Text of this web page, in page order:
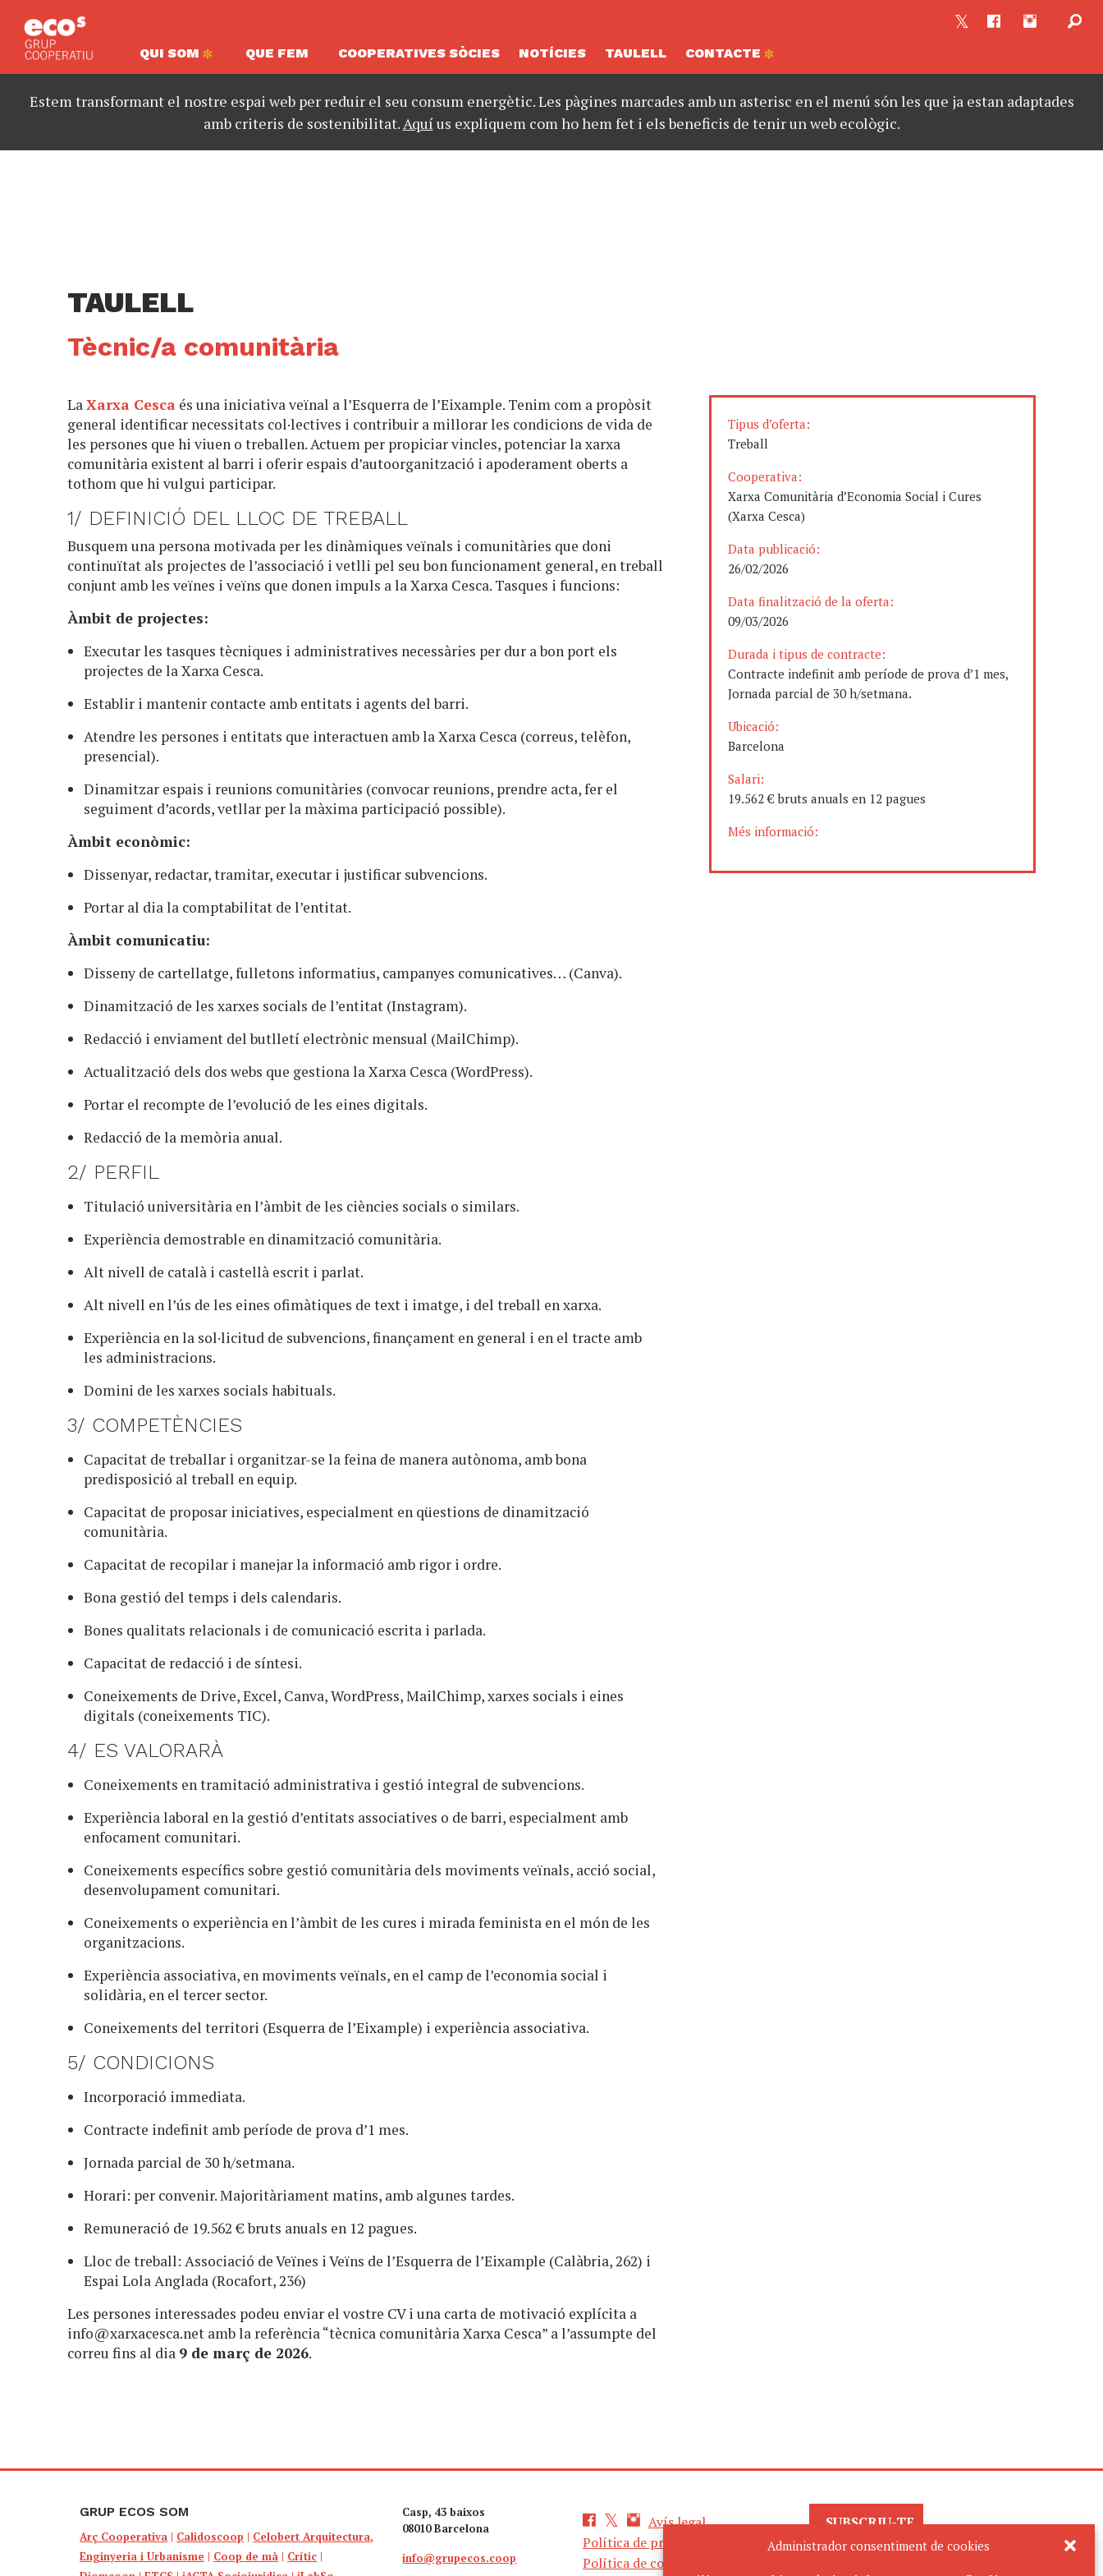
Administrador consentiment de cookies
QUI SOM QUE FEM COOPERATIVES SÒCIES NOTÍCIES TAULELL CONTACTE
Estem transformant el nostre espai web per reduir el seu consum energètic. Les pàgines marcades amb un asterisc en el menú són les que ja estan adaptades
amb criteris de sostenibilitat.Aquíus expliquem com ho hem fet i els beneficis de tenir un web ecològic.
TAULELL
Tècnic/a comunitària
LaXarxa Cesca és una iniciativa veïnal a l’Esquerra de l’Eixample. Tenim com a propòsit
general identificar necessitats col·lectives i contribuir a millorar les condicions de vida de
les persones que hi viuen o treballen. Actuem per propiciar vincles, potenciar la xarxa
comunitària existent al barri i oferir espais d’autoorganització i apoderament oberts a
tothom que hi vulgui participar.
1/ DEFINICIÓ DEL LLOC DE TREBALL
Busquem una persona motivada per les dinàmiques veïnals i comunitàries que doni
continuïtat als projectes de l’associació i vetlli pel seu bon funcionament general, en treball
conjunt amb les veïnes i veïns que donen impuls a la Xarxa Cesca. Tasques i funcions:
Àmbit de projectes:
Executar les tasques tècniques i administratives necessàries per dur a bon port els
projectes de la Xarxa Cesca.
Establir i mantenir contacte amb entitats i agents del barri.
Atendre les persones i entitats que interactuen amb la Xarxa Cesca (correus, telèfon,
presencial).
Dinamitzar espais i reunions comunitàries (convocar reunions, prendre acta, fer el
seguiment d’acords, vetllar per la màxima participació possible).
Àmbit econòmic:
Dissenyar, redactar, tramitar, executar i justificar subvencions.
Portar al dia la comptabilitat de l’entitat.
Àmbit comunicatiu:
Disseny de cartellatge, fulletons informatius, campanyes comunicatives… (Canva).
Dinamització de les xarxes socials de l’entitat (Instagram).
Redacció i enviament del butlletí electrònic mensual (MailChimp).
Actualització dels dos webs que gestiona la Xarxa Cesca (WordPress).
Portar el recompte de l’evolució de les eines digitals.
Redacció de la memòria anual.
2/ PERFIL
Titulació universitària en l’àmbit de les ciències socials o similars.
Experiència demostrable en dinamització comunitària.
Alt nivell de català i castellà escrit i parlat.
Alt nivell en l’ús de les eines ofimàtiques de text i imatge, i del treball en xarxa.
Experiència en la sol·licitud de subvencions, finançament en general i en el tracte amb
les administracions.
Domini de les xarxes socials habituals.
3/ COMPETÈNCIES
Capacitat de treballar i organitzar-se la feina de manera autònoma, amb bona
predisposició al treball en equip.
Capacitat de proposar iniciatives, especialment en qüestions de dinamització
comunitària.
Capacitat de recopilar i manejar la informació amb rigor i ordre.
Bona gestió del temps i dels calendaris.
Bones qualitats relacionals i de comunicació escrita i parlada.
Capacitat de redacció i de síntesi.
Coneixements de Drive, Excel, Canva, WordPress, MailChimp, xarxes socials i eines
digitals (coneixements TIC).
4/ ES VALORARÀ
Coneixements en tramitació administrativa i gestió integral de subvencions.
Experiència laboral en la gestió d’entitats associatives o de barri, especialment amb
enfocament comunitari.
Coneixements específics sobre gestió comunitària dels moviments veïnals, acció social,
desenvolupament comunitari.
Coneixements o experiència en l’àmbit de les cures i mirada feminista en el món de les
organitzacions.
Experiència associativa, en moviments veïnals, en el camp de l’economia social i
solidària, en el tercer sector.
Coneixements del territori (Esquerra de l’Eixample) i experiència associativa.
5/ CONDICIONS
Incorporació immediata.
Contracte indefinit amb període de prova d’1 mes.
Jornada parcial de 30 h/setmana.
Horari: per convenir. Majoritàriament matins, amb algunes tardes.
Remuneració de 19.562 € bruts anuals en 12 pagues.
Lloc de treball: Associació de Veïnes i Veïns de l’Esquerra de l’Eixample (Calàbria, 262) i
Espai Lola Anglada (Rocafort, 236)
Les persones interessades podeu enviar el vostre CV i una carta de motivació explícita a
info@xarxacesca.net amb la referència “tècnica comunitària Xarxa Cesca” a l’assumpte del
correu fins al dia 9 de març de 2026.
Tipus d’oferta:
Treball
Cooperativa:
Xarxa Comunitària d’Economia Social i Cures
(Xarxa Cesca)
Data publicació:
26/02/2026
Data finalització de la oferta:
09/03/2026
Durada i tipus de contracte:
Contracte indefinit amb període de prova d’1 mes,
Jornada parcial de 30 h/setmana.
Ubicació:
Barcelona
Salari:
19.562 € bruts anuals en 12 pagues
Més informació:
GRUP ECOS SOM
Arç Cooperativa | Calidoscoop | Celobert Arquitectura,
Enginyeria i Urbanisme | Coop de mà | Crític |
Casp, 43 baixos
08010 Barcelona
info@grupecos.coop
Avís legal
Política de privacitat
Política de cookies
SUBSCRIU-TE
AL BUTLLETÍ